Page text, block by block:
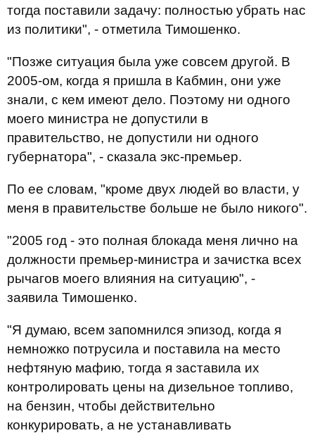
тогда поставили задачу: полностью убрать нас
из политики", - отметила Тимошенко.
"Позже ситуация была уже совсем другой. В
2005-ом, когда я пришла в Кабмин, они уже
знали, с кем имеют дело. Поэтому ни одного
моего министра не допустили в
правительство, не допустили ни одного
губернатора", - сказала экс-премьер.
По ее словам, "кроме двух людей во власти, у
меня в правительстве больше не было никого".
"2005 год - это полная блокада меня лично на
должности премьер-министра и зачистка всех
рычагов моего влияния на ситуацию", -
заявила Тимошенко.
"Я думаю, всем запомнился эпизод, когда я
немножко потрусила и поставила на место
нефтяную мафию, тогда я заставила их
контролировать цены на дизельное топливо,
на бензин, чтобы действительно
конкурировать, а не устанавливать